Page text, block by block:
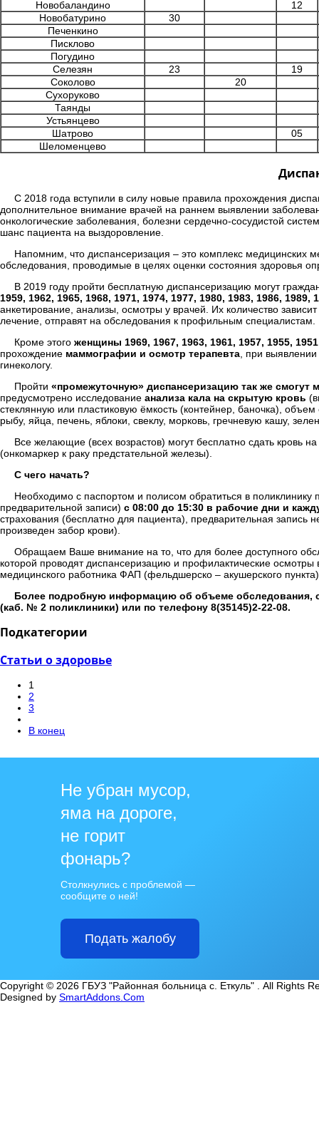
Новобаландино
12
Новобатурино
30
Печенкино
Писклово
Погудино
Селезян
23
19
Соколово
20
Сухоруково
Таянды
Устьянцево
Шатрово
05
Шеломенцево
С 2018 года вступили в силу новые правила прохождения
дополнительное внимание врачей на раннем выявлении
онкологические заболевания, болезни сердечно-сосудистой
шанс пациента на выздоровление.
Напомним, что диспансеризация – это комплекс
обследования, проводимые в целях оценки состояния здоровья
В 2019 году пройти бесплатную диспансеризацию могут
1959, 1962, 1965, 1968, 1971, 1974, 1977, 1980, 1983, 1986, 1989,
анкетирование, анализы, осмотры у врачей. Их количество
лечение, отправят на обследования к профильным специалистам.
Кроме этого женщины 1969, 1967, 1963, 1961, 1957, 1955, 1951
прохождение маммографии и осмотр терапевта , при
гинекологу.
Пройти «промежуточную» диспансеризацию так же смогут
предусмотрено исследование анализа кала на скрытую кровь
стеклянную или пластиковую ёмкость (контейнер, баночка),
рыбу, яйца, печень, яблоки, свеклу, морковь, гречневую кашу,
Все желающие (всех возрастов) могут бесплатно сдать
(онкомаркер к раку предстательной железы).
С чего начать?
Необходимо с паспортом и полисом обратиться в поликлинику
предварительной записи) с 08:00 до 15:30 в рабочие дни и
страхования (бесплатно для пациента), предварительная
произведен забор крови).
Обращаем Ваше внимание на то, что для более доступного
которой проводят диспансеризацию и профилактические
медицинского работника ФАП (фельдшерско – акушерского
Более подробную информацию об объеме обследования,
(каб. № 2 поликлиники) или по телефону 8(35145)2-22-08.
Подкатегории
Статьи о здоровье
1
2
3
В конец
Не убран мусор,
яма на дороге,
не горит
фонарь?
Столкнулись с проблемой —
сообщите о ней!
Подать жалобу
Copyright © 2026 ГБУЗ "Районная больница с. Еткуль" . All Rights
Designed by SmartAddons.Com